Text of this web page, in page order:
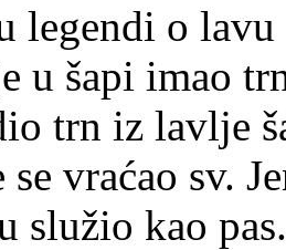
legendi o
u šapi imao
trn iz lavlje
se vraćao sv.
služio kao pas.